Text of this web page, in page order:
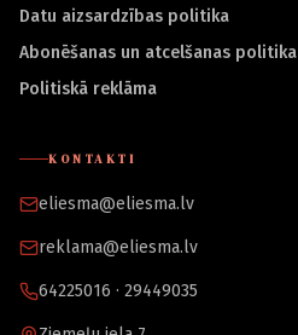
Datu aizsardzības politika
Abonēšanas un atcelšanas politika
Politiskā reklāma
KONTAKTI
eliesma@eliesma.lv
reklama@eliesma.lv
64225016 · 29449035